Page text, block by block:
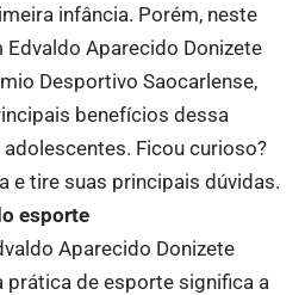
infância. Porém, neste
Aparecido Donizete
Desportivo Saocarlense,
benefícios dessa
Ficou curioso?
e tire suas principais dúvidas.
esporte
Aparecido Donizete
prática de esporte significa a